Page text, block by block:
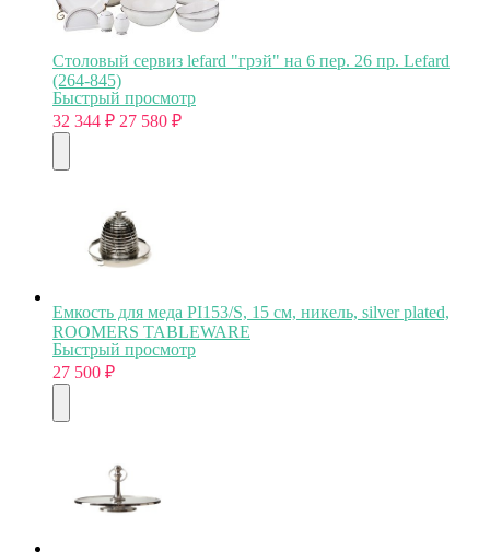
Столовый сервиз lefard "грэй" на 6 пер. 26 пр. Lefard
(264-845)
Быстрый просмотр
32 344 ₽ 27 580 ₽
Емкость для меда PI153/S, 15 см, никель, silver plated,
ROOMERS TABLEWARE
Быстрый просмотр
27 500 ₽